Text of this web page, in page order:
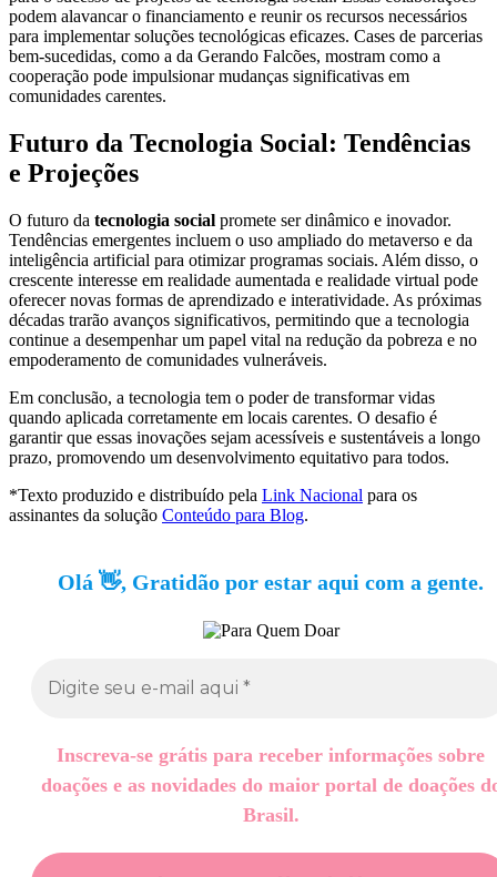
podem alavancar o financiamento e reunir os recursos necessários
para implementar soluções tecnológicas eficazes. Cases de parcerias
bem-sucedidas, como a da Gerando Falcões, mostram como a
cooperação pode impulsionar mudanças significativas em
comunidades carentes.
Futuro da Tecnologia Social: Tendências
e Projeções
O futuro da tecnologia social promete ser dinâmico e inovador.
Tendências emergentes incluem o uso ampliado do metaverso e da
inteligência artificial para otimizar programas sociais. Além disso, o
crescente interesse em realidade aumentada e realidade virtual pode
oferecer novas formas de aprendizado e interatividade. As próximas
décadas trarão avanços significativos, permitindo que a tecnologia
continue a desempenhar um papel vital na redução da pobreza e no
empoderamento de comunidades vulneráveis.
Em conclusão, a tecnologia tem o poder de transformar vidas
quando aplicada corretamente em locais carentes. O desafio é
garantir que essas inovações sejam acessíveis e sustentáveis a longo
prazo, promovendo um desenvolvimento equitativo para todos.
*Texto produzido e distribuído pela Link Nacional para os
assinantes da solução Conteúdo para Blog.
Olá 👋, Gratidão por estar aqui com a gente.
Inscreva-se grátis para receber informações sobre
doações e as novidades do maior portal de doações
Brasil.